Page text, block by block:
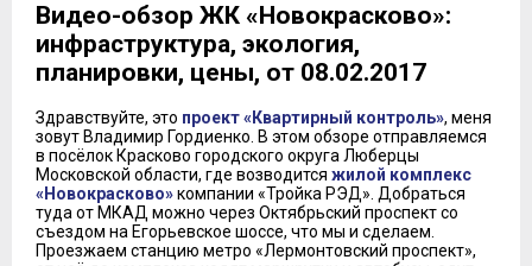
Видео-обзор ЖК «Новокрасково»:
инфраструктура, экология,
планировки, цены, от 08.02.2017
Здравствуйте, это проект «Квартирный контроль», меня
зовут Владимир Гордиенко. В этом обзоре отправляемся
в посёлок Красково городского округа Люберцы
Московской области, где возводится жилой комплекс
«Новокрасково»компании «Тройка РЭД». Добраться
туда от МКАД можно через Октябрьский проспект со
съездом на Егорьевское шоссе, что мы и сделаем.
Проезжаем станцию метро «Лермонтовский проспект»,